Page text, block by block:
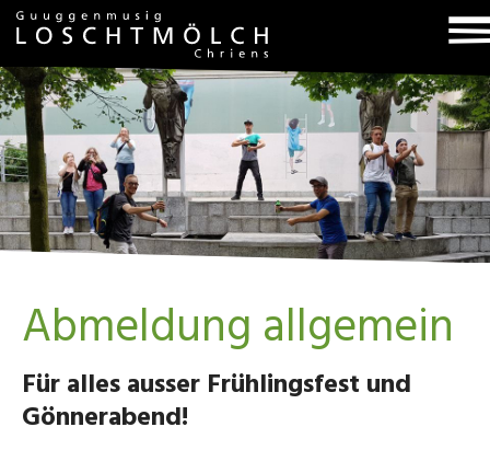
Abmeldung allgemein
Für alles ausser Frühlingsfest und
Gönnerabend!